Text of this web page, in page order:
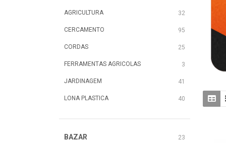
AGRICULTURA 32
CERCAMENTO 95
CORDAS 25
FERRAMENTAS AGRICOLAS 3
JARDINAGEM 41
LONA PLASTICA 40
BAZAR 23